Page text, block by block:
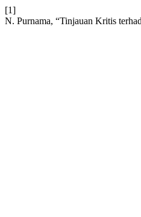
[1]
N. Purnama, “Tinjauan Kritis